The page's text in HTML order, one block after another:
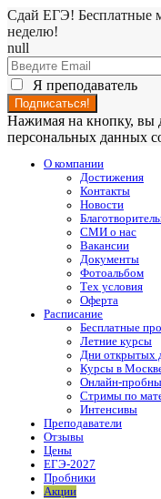
Сдай ЕГЭ! Бесплатные
неделю!
null
Я преподаватель
Нажимая на кнопку, вы
персональных данных
О компании
Достижения
Контакты
Новости
СМИ о нас
Вакансии
Документы
Фотоальбом
Тех условия
Оферта
Расписание
Бесплатные
Летние курсы
Дни открытых
Курсы в
Онлайн-
Стримы по
Интенсивы
Преподаватели
Отзывы
Цены
ЕГЭ-2027
Пробники
Акции